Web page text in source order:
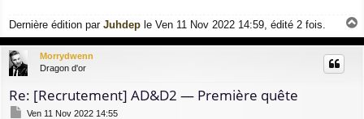
Dernière édition par Juhdep le Ven 11 Nov 2022 14:59, édité 2 fois.
u
Morrydwenn
Dragon d'or
Re: [Recrutement] AD&D2 — Première quête
M
Ven 11 Nov 2022 14:55